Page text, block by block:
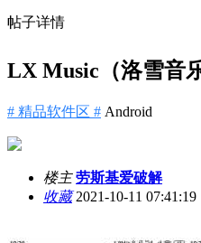
帖子详情
LX Music（洛雪音
# 精品软件区 # Android
楼主 劳斯基爱破解
收藏2021-10-11 07:41:19